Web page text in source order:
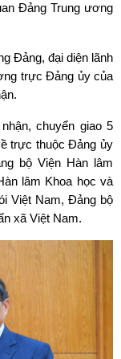
Đảng Trung ương
Đảng, đại diện lãnh
trực Đảng ủy của
chuyển giao 5
trực thuộc Đảng ủy
bộ Viện Hàn lâm
lâm Khoa học và
Việt Nam, Đảng bộ
xã Việt Nam.